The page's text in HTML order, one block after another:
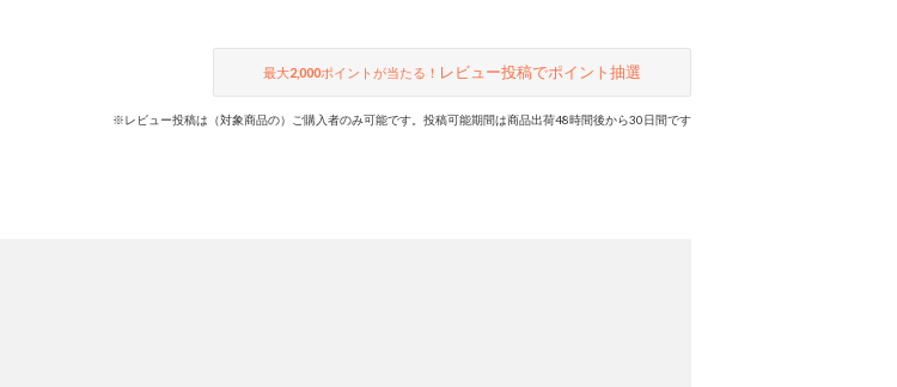
最大2,000ポイントが当たる！ レビュー投稿でポイント抽選
※レビュー投稿は（対象商品の）ご購入者のみ可能です。投稿可能期間は商品出荷48時間後から30日間です